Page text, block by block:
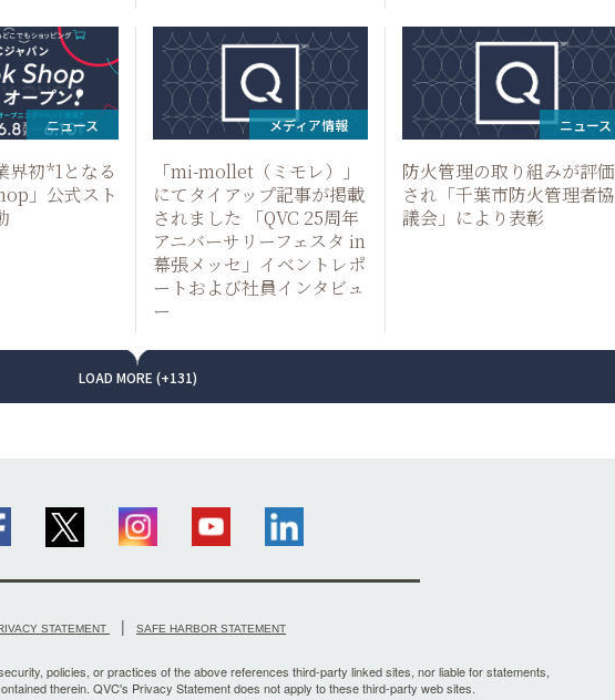
ニュース
界初*1となる
」公式スト
メディア情報
「mi-mollet（ミモレ）」
にてタイアップ記事が掲載
されました 「QVC 25周年
アニバーサリーフェスタ in
幕張メッセ」イベントレポ
ートおよび社員インタビュ
ー
ニュース
防火管理の取り組みが評価
され「千葉市防火管理者協
議会」により表彰
LOAD MORE (+131)
STATEMENT | SAFE HARBOR STATEMENT
policies, or practices of the above references third-party linked sites, nor liable for statements,
therein. QVC's Privacy Statement does not apply to these third-party web sites.